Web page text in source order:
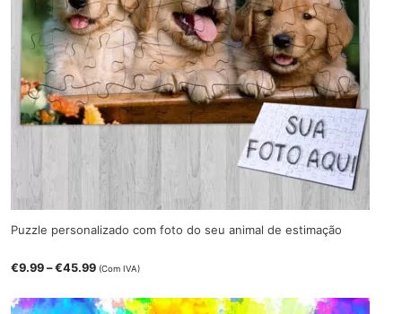
Puzzle personalizado com foto do seu animal de estimação
€9.99 – €45.99Price
through
(Com IVA)